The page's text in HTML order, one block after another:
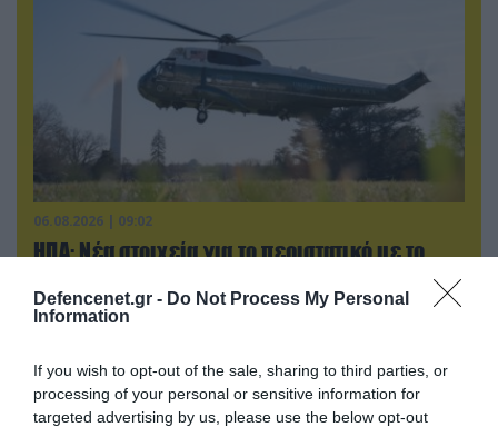
Defencenet.gr - Do Not Process My Personal
Information
If you wish to opt-out of the sale, sharing to third parties, or
processing of your personal or sensitive information for
targeted advertising by us, please use the below opt-out
06.08.2026 | 09:02
ΗΠΑ: Nέα στοιχεία για το περιστατικό με το
προεδρικό ελικόπτερο Marine One – Βρέθηκε
δίπλα σε επιβατικό αεροσκάφος